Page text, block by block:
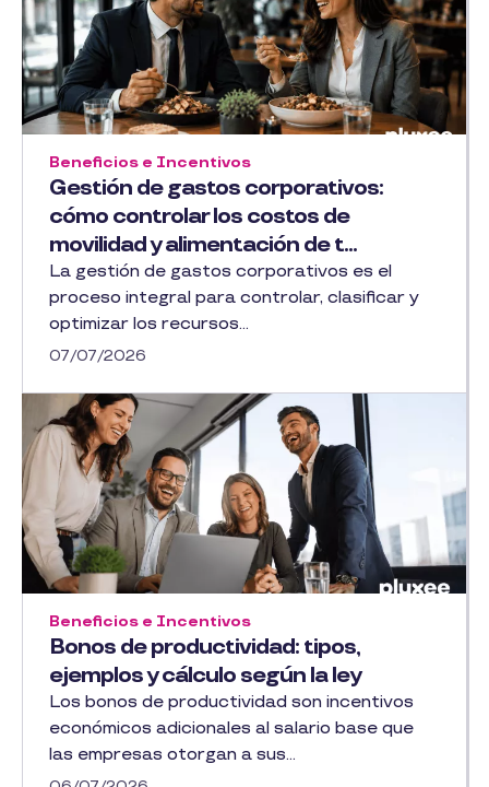
Gestión de gastos corporativos:
cómo controlar los costos de
movilidad y alimentación de t...
Beneficios e Incentivos
La gestión de gastos corporativos es el
proceso integral para controlar, clasificar y
optimizar los recursos...
07/07/2026
Bonos de productividad: tipos,
ejemplos y cálculo según la ley
Beneficios e Incentivos
Los bonos de productividad son incentivos
económicos adicionales al salario base que
las empresas otorgan a sus...